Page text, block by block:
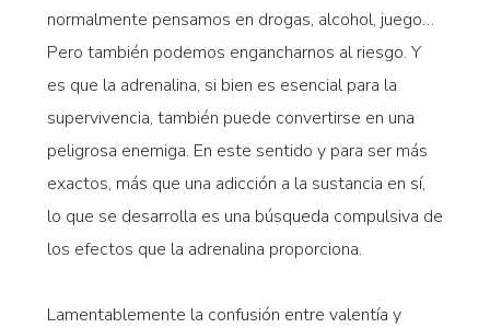
normalmente pensamos en drogas, alcohol, juego…
Pero también podemos engancharnos al riesgo. Y
es que la adrenalina, si bien es esencial para la
supervivencia, también puede convertirse en una
peligrosa enemiga. En este sentido y para ser más
exactos, más que una adicción a la sustancia en sí,
lo que se desarrolla es una búsqueda compulsiva de
los efectos que la adrenalina proporciona.
Lamentablemente la confusión entre valentía y